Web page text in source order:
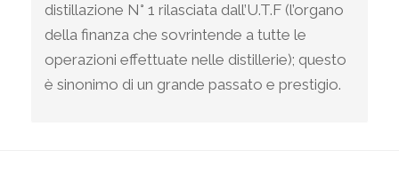
distillazione N° 1 rilasciata dall’U.T.F (l’organo
della finanza che sovrintende a tutte le
operazioni effettuate nelle distillerie); questo
è sinonimo di un grande passato e prestigio.